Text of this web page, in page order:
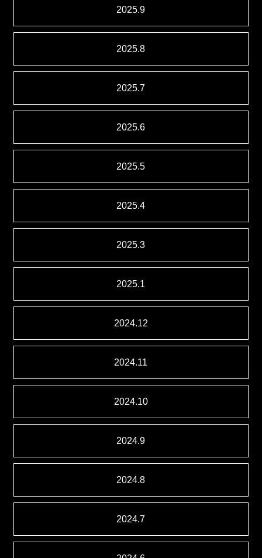
2025.9
2025.8
2025.7
2025.6
2025.5
2025.4
2025.3
2025.1
2024.12
2024.11
2024.10
2024.9
2024.8
2024.7